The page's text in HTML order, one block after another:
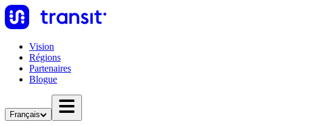
Vision
Régions
Partenaires
Blogue
Français